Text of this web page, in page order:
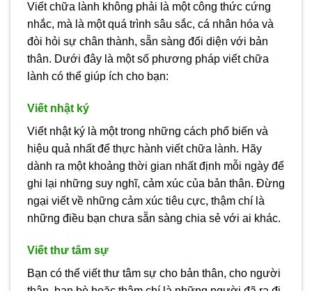
Viết chữa lành không phải là một công thức cứng
nhắc, mà là một quá trình sâu sắc, cá nhân hóa và
đòi hỏi sự chân thành, sẵn sàng đối diện với bản
thân. Dưới đây là một số phương pháp viết chữa
lành có thể giúp ích cho bạn:
Viết nhật ký
Viết nhật ký là một trong những cách phổ biến và
hiệu quả nhất để thực hành viết chữa lành. Hãy
dành ra một khoảng thời gian nhất định mỗi ngày để
ghi lại những suy nghĩ, cảm xúc của bản thân. Đừng
ngại viết về những cảm xúc tiêu cực, thậm chí là
những điều bạn chưa sẵn sàng chia sẻ với ai khác.
Viết thư tâm sự
Bạn có thể viết thư tâm sự cho bản thân, cho người